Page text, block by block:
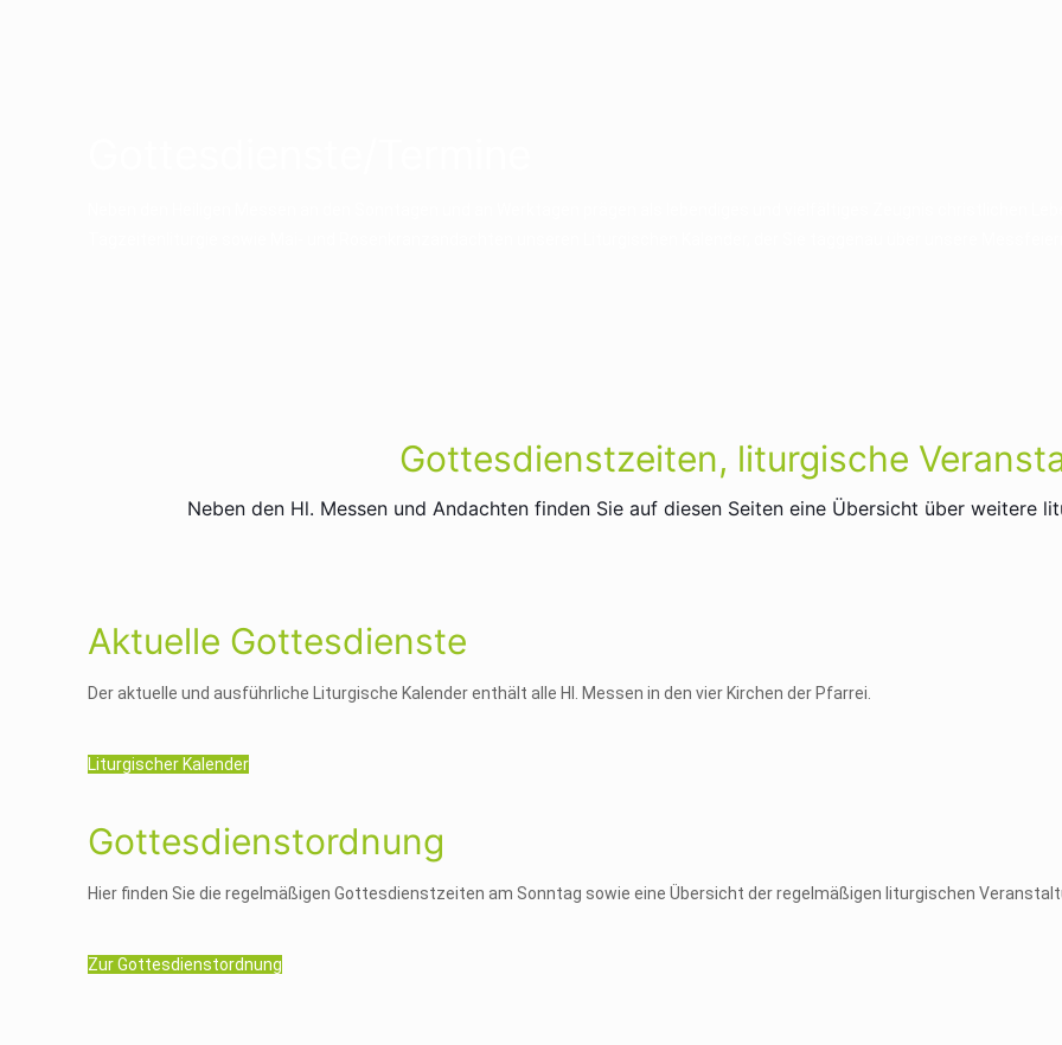
Gottesdienstzeiten, liturgische
Neben den Hl. Messen und Andachten finden Sie auf diesen Seiten eine Übersicht über weitere
Aktuelle Gottesdienste
Der aktuelle und ausführliche Liturgische Kalender enthält alle Hl. Messen in den vier Kirchen der Pfarrei.
Liturgischer Kalender
Gottesdienstordnung
Hier finden Sie die regelmäßigen Gottesdienstzeiten am Sonntag sowie eine Übersicht der regelmäßigen liturgischen
Zur Gottesdienstordnung